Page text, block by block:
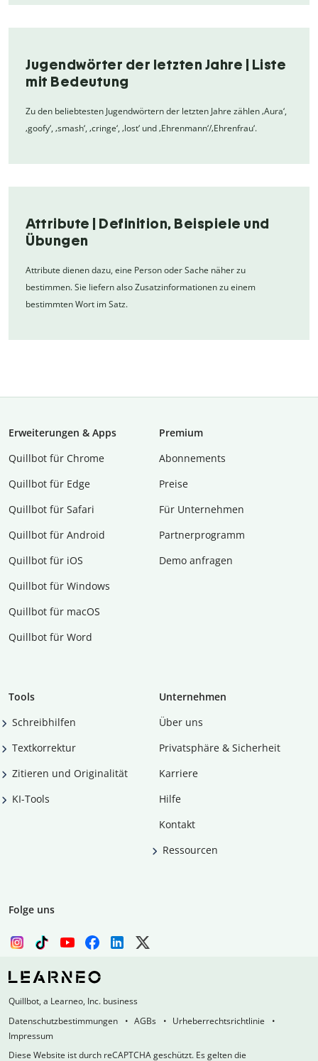
Jugendwörter der letzten Jahre | Liste
mit Bedeutung
Zu den beliebtesten Jugendwörtern der letzten Jahre zählen ‚Aura‘,
‚goofy‘, ‚smash‘, ‚cringe‘, ‚lost‘ und ‚Ehrenmann‘/‚Ehrenfrau‘.
Attribute | Definition, Beispiele und
Übungen
Attribute dienen dazu, eine Person oder Sache näher zu
bestimmen. Sie liefern also Zusatzinformationen zu einem
bestimmten Wort im Satz.
Erweiterungen & Apps
Quillbot für Chrome
Quillbot für Edge
Quillbot für Safari
Quillbot für Android
Quillbot für iOS
Quillbot für Windows
Quillbot für macOS
Quillbot für Word
Premium
Abon­ne­ments
Preise
Für Unternehmen
Partnerprogramm
Demo anfragen
Tools
Schreibhilfen
Textkorrektur
Zitieren und Originalität
KI-Tools
Unternehmen
Über uns
Privatsphäre & Sicherheit
Karriere
Hilfe
Kontakt
Ressourcen
Folge uns
Quillbot, a Learneo, Inc. business
Datenschutzbestimmungen
AGBs
Urheberrechtsrichtlinie
Impressum
Diese Website ist durch reCAPTCHA geschützt. Es gelten die